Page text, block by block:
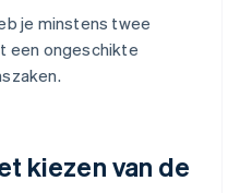
je minstens twee
een ongeschikte
kiezen van de